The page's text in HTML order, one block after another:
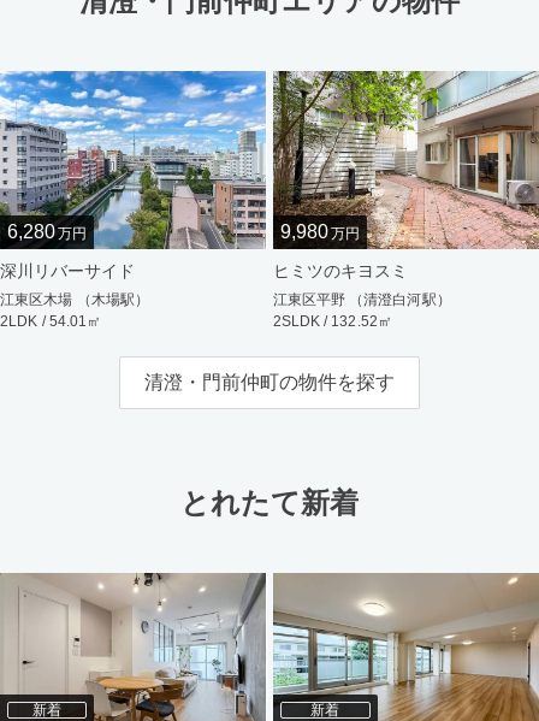
6,280万円
深川リバーサイド
江東区木場 （木場駅）
2LDK / 54.01㎡
9,980万円
ヒミツのキヨスミ
江東区平野 （清澄白河駅）
2SLDK / 132.52㎡
清澄・門前仲町の物件を探す
とれたて新着
新着 新着